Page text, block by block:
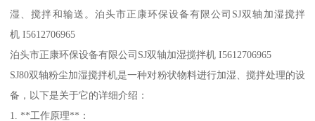
湿、搅拌和输送。泊头市正康环保设备有限公司SJ双轴加湿搅拌
机 I5612706965
泊头市正康环保设备有限公司SJ双轴加湿搅拌机 I5612706965
SJ80双轴粉尘加湿搅拌机是一种对粉状物料进行加湿、搅拌处理的设
备，以下是关于它的详细介绍：
1. **工作原理**：